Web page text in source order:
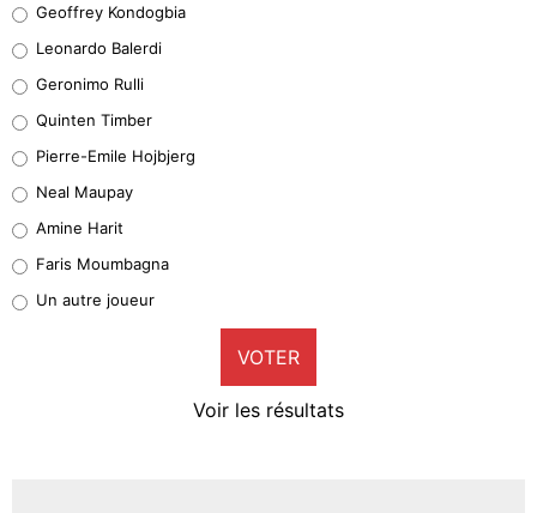
38%
32%
5%
1%
9%
Geoffrey Kondogbia
Leonardo Balerdi
Geronimo Rulli
Quinten Timber
Pierre-Emile Hojbjerg
Neal Maupay
Amine Harit
Faris Moumbagna
Un autre joueur
VOTER
Voir les résultats